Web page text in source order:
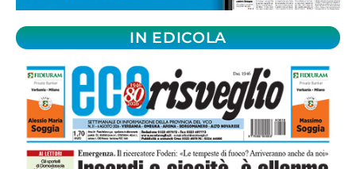
IN EDICOLA